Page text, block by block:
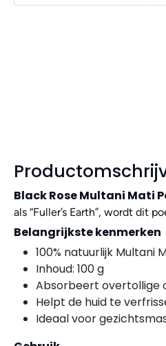
Black Rose Multani Mati
als “Fuller’s Earth”, wordt dit
Belangrijkste kenmerken
100% natuurlijk Multani
Inhoud: 100 g
Absorbeert overtollige
Helpt de huid te
Ideaal voor